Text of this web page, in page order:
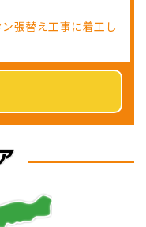
張替え工事に着工し